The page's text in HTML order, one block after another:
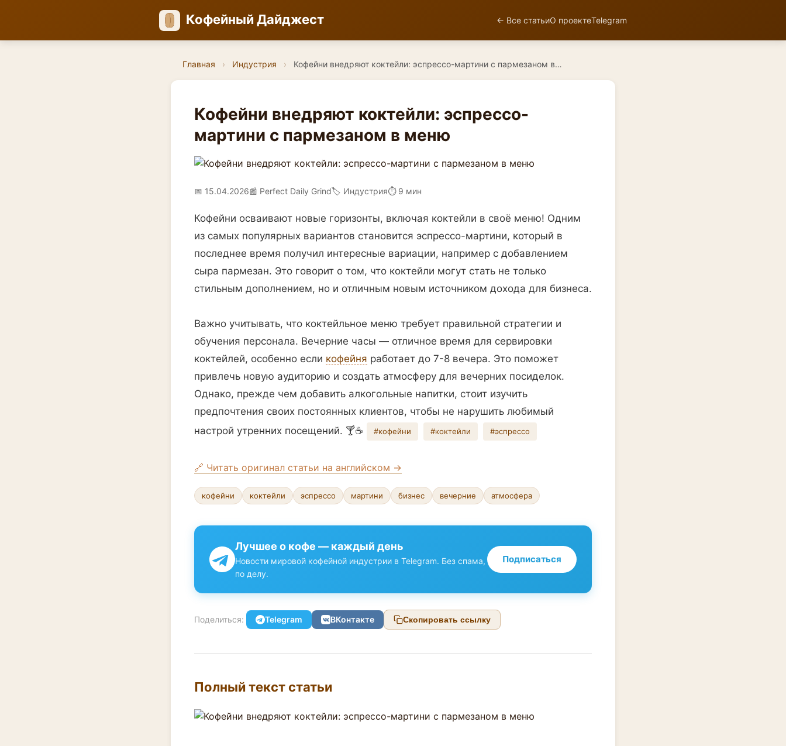
Кофейный Дайджест ← Все статьиО проектеTelegram
Главная › Индустрия › Кофейни внедряют коктейли: эспрессо-мартини с пармезаном в…
Кофейни внедряют коктейли: эспрессо-
мартини с пармезаном в меню
📅 15.04.2026📰 Perfect Daily Grind🏷️ Индустрия⏱ 9 мин
Кофейни осваивают новые горизонты, включая коктейли в своё меню! Одним
из самых популярных вариантов становится эспрессо-мартини, который в
последнее время получил интересные вариации, например с добавлением
сыра пармезан. Это говорит о том, что коктейли могут стать не только
стильным дополнением, но и отличным новым источником дохода для бизнеса.
Важно учитывать, что коктейльное меню требует правильной стратегии и
обучения персонала. Вечерние часы — отличное время для сервировки
коктейлей, особенно если кофейня работает до 7-8 вечера. Это поможет
привлечь новую аудиторию и создать атмосферу для вечерних посиделок.
Однако, прежде чем добавить алкогольные напитки, стоит изучить
предпочтения своих постоянных клиентов, чтобы не нарушить любимый
настрой утренних посещений. 🍸☕
#кофейни #коктейли #эспрессо
🔗 Читать оригинал статьи на английском →
кофейни коктейли эспрессо мартини бизнес вечерние атмосфера
Лучшее о кофе — каждый день
Новости мировой кофейной индустрии в Telegram. Без спама,
по делу.
Подписаться
Поделиться: Telegram ВКонтакте Скопировать ссылку
Полный текст статьи